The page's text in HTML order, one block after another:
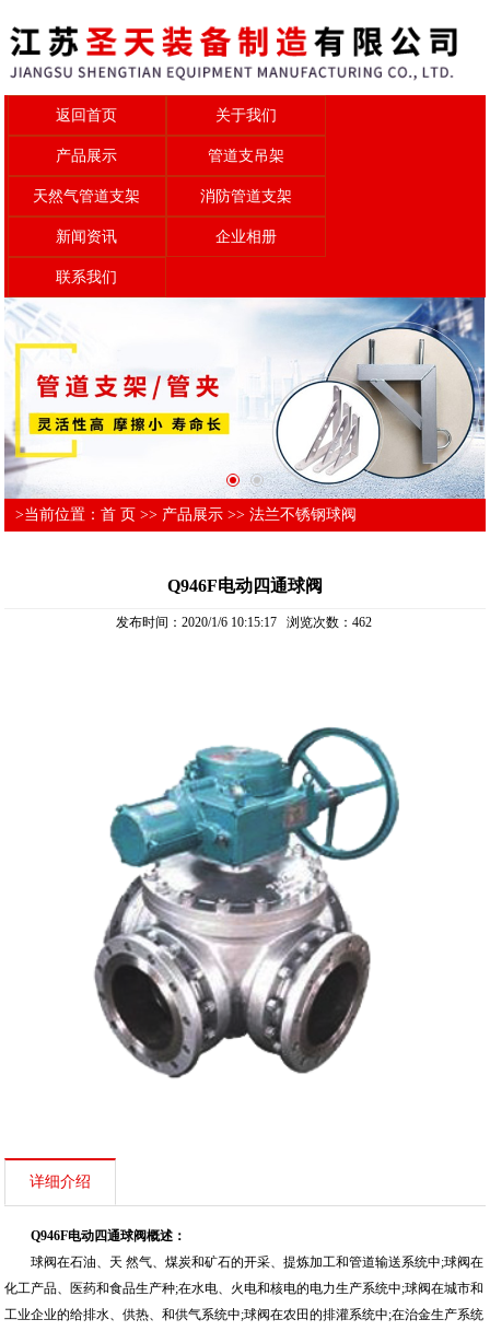
返回首页 关于我们
产品展示 管道支吊架
天然气管道支架 消防管道支架
新闻资讯 企业相册
联系我们
>当前位置：首 页 >> 产品展示 >>法兰不锈钢球阀
Q946F电动四通球阀
发布时间：2020/1/6 10:15:17 浏览次数： 462
详细介绍
Q946F电动四通球阀概述：
球阀在石油、天 然气、煤炭和矿石的开采、提炼加工和管道输送系统中;球阀在
化工产品、医药和食品生产种;在水电、火电和核电的电力生产系统中;球阀在城市和
工业企业的给排水、供热、和供气系统中;球阀在农田的排灌系统中;在治金生产系统